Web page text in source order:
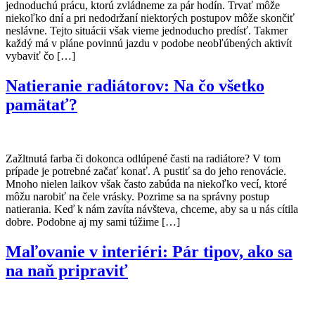
jednoduchú prácu, ktorú zvládneme za pár hodín. Trvať môže
niekoľko dní a pri nedodržaní niektorých postupov môže skončiť
neslávne. Tejto situácii však vieme jednoducho predísť. Takmer
každý má v pláne povinnú jazdu v podobe neobľúbených aktivít
vybaviť čo […]
Natieranie radiátorov: Na čo všetko
pamätať?
Zažltnutá farba či dokonca odlúpené časti na radiátore? V tom
prípade je potrebné začať konať. A pustiť sa do jeho renovácie.
Mnoho nielen laikov však často zabúda na niekoľko vecí, ktoré
môžu narobiť na čele vrásky. Pozrime sa na správny postup
natierania. Keď k nám zavíta návšteva, chceme, aby sa u nás cítila
dobre. Podobne aj my sami túžime […]
Maľovanie v interiéri: Pár tipov, ako sa
na naň pripraviť